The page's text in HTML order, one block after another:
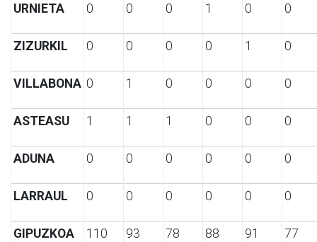
URNIETA 0 0 0 1 0 0
ZIZURKIL 0 0 0 0 1 0
VILLABONA 0 1 0 0 0 0
ASTEASU 1 1 1 0 0 0
ADUNA 0 0 0 0 0 0
LARRAUL 0 0 0 0 0 0
GIPUZKOA 110 93 78 88 91 77